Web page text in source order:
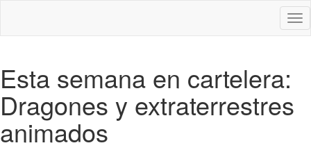
Esta semana en cartelera:
Dragones y extraterrestres
animados